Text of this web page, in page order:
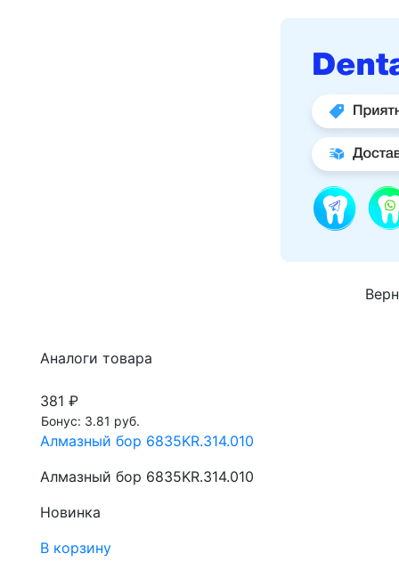
Аналоги товара
381 ₽
Бонус: 3.81 руб.
Алмазный бор 6835KR.314.010
Алмазный бор 6835KR.314.010
Новинка
В корзину